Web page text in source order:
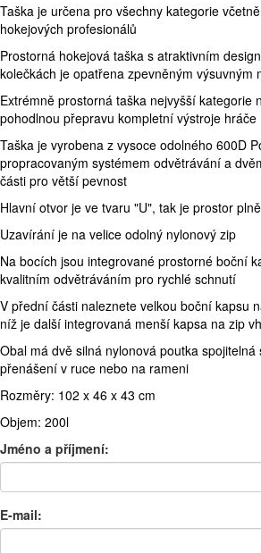
Taška je určena pro všechny kategorie
hokejových profesionálů
Prostorná hokejová taška s atraktivním
kolečkách je opatřena zpevněným výsuvným
Extrémně prostorná taška nejvyšší kategorie
pohodlnou přepravu kompletní výstroje hráče
Taška je vyrobena z vysoce odolného 600D
propracovaným systémem odvětrávání a
části pro větší pevnost
Hlavní otvor je ve tvaru "U", tak je prostor
Uzavírání je na velice odolný nylonový zip
Na bocích jsou integrované prostorné boční
kvalitním odvětráváním pro rychlé schnutí
V přední části naleznete velkou boční kapsu
níž je další integrovaná menší kapsa na zip
Obal má dvě silná nylonová poutka spojitelná
přenášení v ruce nebo na rameni
Rozměry: 102 x 46 x 43 cm
Objem: 200l
Jméno a příjmení:
E-mail: